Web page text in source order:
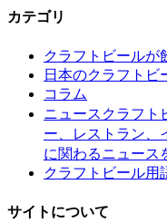
カテゴリ
クラフトビールが
日本のクラフトビ
コラム
ニュース クラフト
ー、レストラン、
に関わるニュース
クラフトビール用
サイトについて